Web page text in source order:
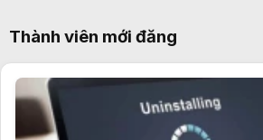
Thành viên mới đăng